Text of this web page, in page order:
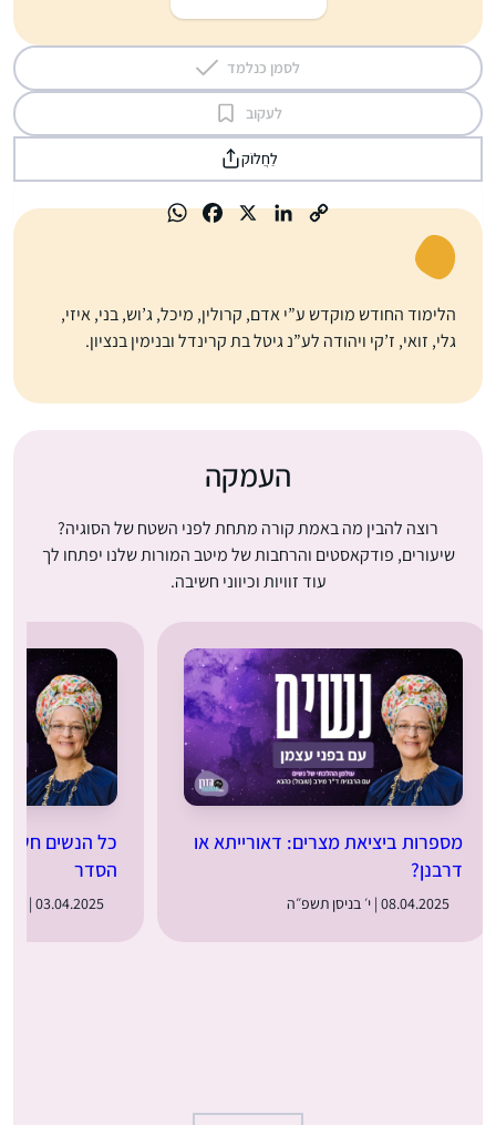
לסמן כנלמד
לעקוב
לַחֲלוֹק
הלימוד החודש מוקדש ע”י אדם, קרולין, מיכל, ג’וש, בני, איזי,
גלי, זואי, ז’קי ויהודה לע”נ גיטל בת קרינדל ובנימין בנציון.
העמקה
רוצה להבין מה באמת קורה מתחת לפני השטח של הסוגיה?
שיעורים, פודקאסטים והרחבות של מיטב המורות שלנו יפתחו לך
עוד זוויות וכיווני חשיבה.
מספרות ביציאת מצרים: דאורייתא או
דרבנן?
08.04.2025 | י׳ בניסן תשפ״ה
כל הנשים
הסדר
03.04.2025 | ה׳ בניסן תשפ״ה